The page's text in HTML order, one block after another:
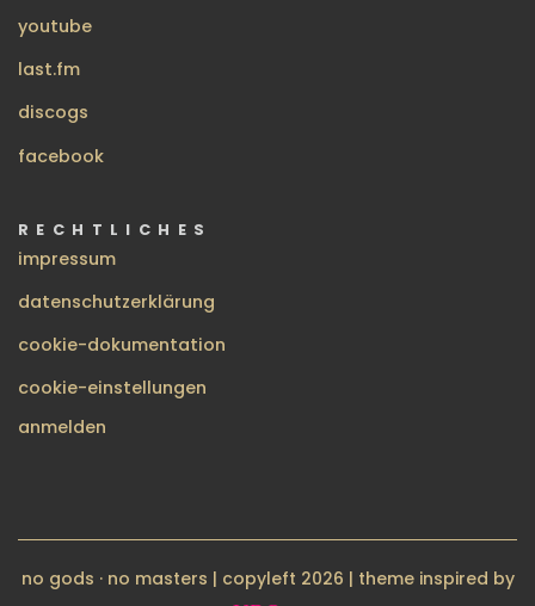
youtube
last.fm
discogs
facebook
RECHTLICHES
impressum
datenschutzerklärung
cookie-dokumentation
cookie-einstellungen
BENUTZERMENÜ
anmelden
no gods · no masters | copyleft 2026 | theme inspired by